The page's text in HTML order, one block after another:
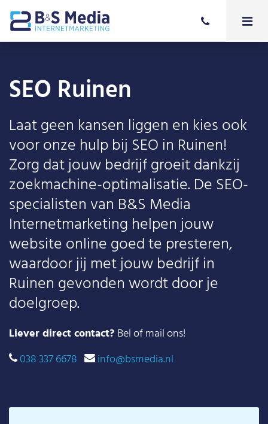
SEO Ruinen
Laat geen kansen liggen en kies ook
voor onze hulp bij SEO in Ruinen!
Zorg dat jouw bedrijf groeit dankzij
zoekmachine-optimalisatie. De SEO-
specialisten van B&S Media
Internetmarketing helpen jouw
website online goed te presteren,
waardoor jij met jouw bedrijf in
Ruinen gevonden wordt door je
doelgroep.
Liever direct contact? Bel of mail ons!
038 337 6678
info@bsmedia.nl